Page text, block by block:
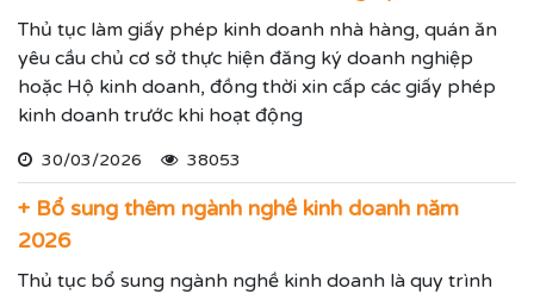
Thủ tục làm giấy phép kinh doanh nhà hàng, quán ăn
yêu cầu chủ cơ sở thực hiện đăng ký doanh nghiệp
hoặc Hộ kinh doanh, đồng thời xin cấp các giấy phép
kinh doanh trước khi hoạt động
30/03/2026 38053
+ Bổ sung thêm ngành nghề kinh doanh năm
2026
Thủ tục bổ sung ngành nghề kinh doanh là quy trình